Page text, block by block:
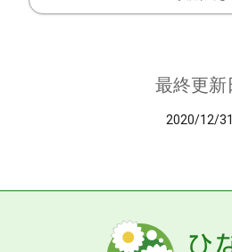
最終更新
2020/12/31